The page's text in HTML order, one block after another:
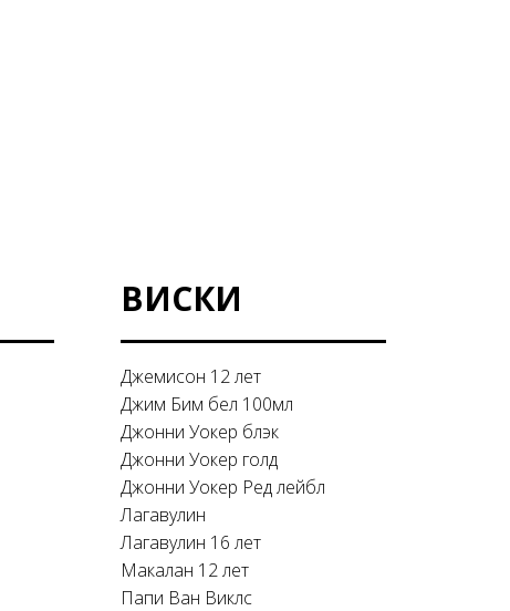
ВИСКИ
Джемисон 12 лет
Джим Бим бел 100мл
Джонни Уокер блэк
Джонни Уокер голд
Джонни Уокер Ред лейбл
Лагавулин
Лагавулин 16 лет
Макалан 12 лет
Папи Ван Виклс